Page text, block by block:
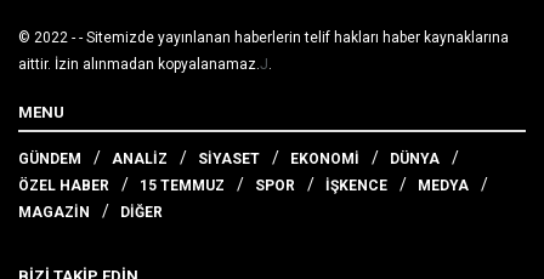
© 2022 - - Sitemizde yayınlanan haberlerin telif hakları haber kaynaklarına
aittir. İzin alınmadan kopyalanamaz. J
MENU
GÜNDEM ANALİZ SİYASET EKONOMİ
DÜNYA
ÖZEL HABER
15 TEMMUZ SPOR İŞKENCE
MEDYA
MAGAZİN
DİĞER